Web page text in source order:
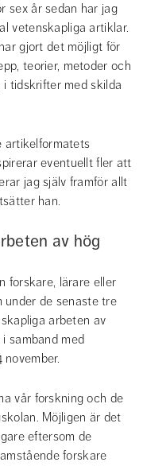
sex år sedan har jag
vetenskapliga artiklar.
gjort det möjligt för
teorier, metoder och
tidskrifter med skilda
artikelformatets
eventuellt fler att
jag själv framför allt
han.
av hög
forskare, lärare eller
under de senaste tre
arbeten av
samband med
vår forskning och de
Möjligen är det
eftersom de
forskare